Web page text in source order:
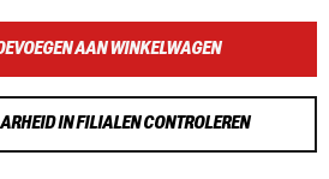
AAN WINKELWAGEN
IN FILIALEN CONTROLEREN